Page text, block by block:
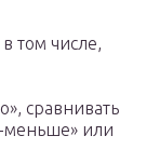
том числе,
сравнивать
меньше» или